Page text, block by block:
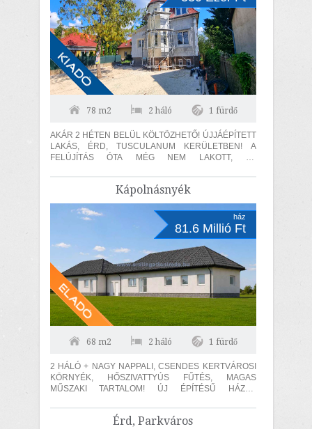
78 m2 2 háló 1 fürdő
AKÁR 2 HÉTEN BELÜL KÖLTÖZHETŐ! ÚJJÁÉPÍTETT
LAKÁS, ÉRD, TUSCULANUM KERÜLETBEN! A
FELÚJÍTÁS ÓTA MÉG NEM LAKOTT, ÚJ
AUTÓBEÁLLÓ! A lakás...
Kápolnásnyék
ház
81.6 Millió Ft
68 m2 2 háló 1 fürdő
2 HÁLÓ + NAGY NAPPALI, CSENDES KERTVÁROSI
KÖRNYÉK, HŐSZIVATTYÚS FŰTÉS, MAGAS
MŰSZAKI TARTALOM! ÚJ ÉPÍTÉSŰ HÁZAK
közelében,...
Érd, Parkváros